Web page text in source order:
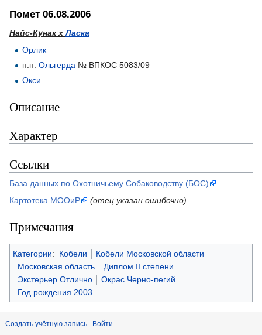
Помет 06.08.2006
Найс-Кунак хЛаска
Орлик
п.п.Ольгерда № ВПКОС 5083/09
Окси
Описание
Характер
Ссылки
База данных по Охотничьему Собаководству (БОС)
Картотека МООиР
(отец указан ошибочно)
Примечания
Категории: Кобели
Кобели Московской области
Московская область
Диплом II степени
Экстерьер Отлично
Окрас Черно-пегий
Год рождения 2003
Создать учётную запись Войти